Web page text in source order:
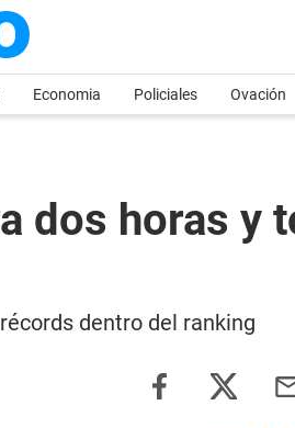
Economia Policiales Ovación
dos horas y
dentro del ranking